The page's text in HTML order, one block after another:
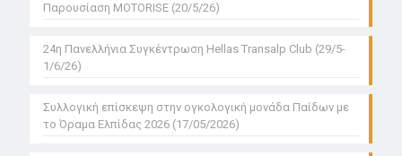
Παρουσίαση MOTORISE (20/5/26)
24η Πανελλήνια Συγκέντρωση Hellas Transalp Club (29/5-
1/6/26)
Συλλογική επίσκεψη στην ογκολογική μονάδα Παίδων με
το Όραμα Ελπίδας 2026 (17/05/2026)